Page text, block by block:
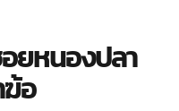
ยหนองปลา
อ